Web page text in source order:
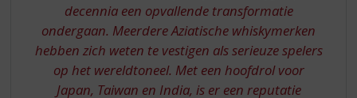
decennia een opvallende transformatie
ondergaan. Meerdere Aziatische whiskymerken
hebben zich weten te vestigen als serieuze spelers
op het wereldtoneel. Met een hoofdrol voor
Japan, Taiwan en India, is er een reputatie